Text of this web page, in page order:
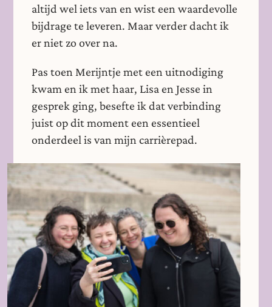
altijd wel iets van en wist een waardevolle
bijdrage te leveren. Maar verder dacht ik
er niet zo over na.
Pas toen Merijntje met een uitnodiging
kwam en ik met haar, Lisa en Jesse in
gesprek ging, besefte ik dat verbinding
juist op dit moment een essentieel
onderdeel is van mijn carrièrepad.